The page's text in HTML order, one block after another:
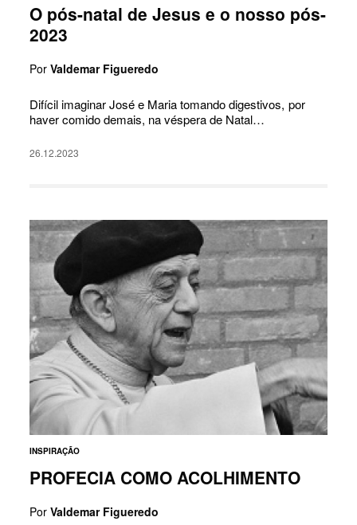
O pós-natal de Jesus e o nosso pós-
2023
PorValdemar Figueredo
Difícil imaginar José e Maria tomando digestivos, por
haver comido demais, na véspera de Natal…
26.12.2023
INSPIRAÇÃO
PROFECIA COMO ACOLHIMENTO
PorValdemar Figueredo